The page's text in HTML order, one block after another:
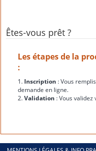
Êtes-vous prêt ?
Les étapes de la
:
1. Inscription : Vous
demande en ligne.
2.Validation : Vous